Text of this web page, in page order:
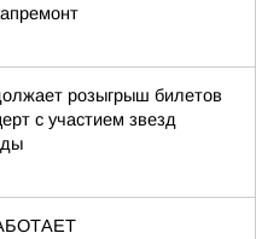
розыгрыш билетов
с участием звезд